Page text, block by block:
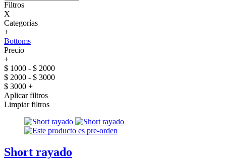
Filtros
X
Categorías
+
Bottoms
Precio
+
$ 1000 - $ 2000
$ 2000 - $ 3000
$ 3000 +
Aplicar filtros
Limpiar filtros
Short rayado